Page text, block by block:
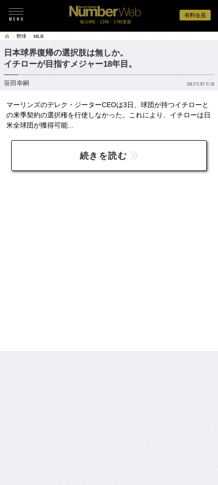
有料会員
毎日6時・11時・17時更新
野球 MLB
日本球界復帰の選択肢は無しか。
イチローが目指すメジャー18年目。
笹田幸嗣 2017/11/07 11:30
マーリンズのデレク・ジーターCEOは3日、球団が持つイチローと
の来季契約の選択権を行使しなかった。これにより、イチローは日
米全球団が獲得可能...
続きを読む